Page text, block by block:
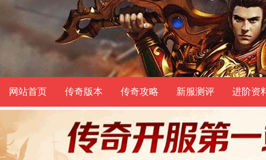
网站首页 传奇版本 传奇攻略 新服测评 进阶资